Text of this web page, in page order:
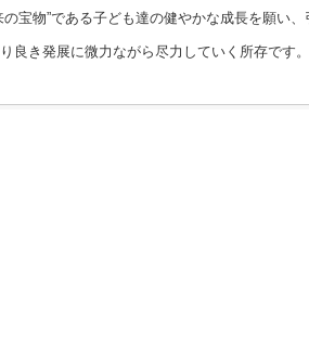
宝物”である子ども達の健やかな成長を願い
良き発展に微力ながら尽力していく所存です。